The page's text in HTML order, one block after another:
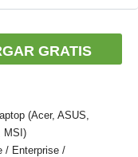
GRATIS
(Acer, ASUS,
MSI)
/ Enterprise /